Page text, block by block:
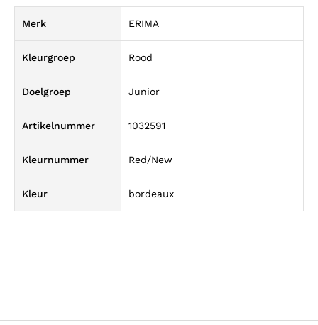
Merk ERIMA
Kleurgroep Rood
Doelgroep Junior
Artikelnummer 1032591
Kleurnummer Red/New
Kleur bordeaux